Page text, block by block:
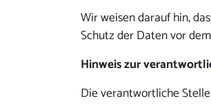
Wir weisen darauf hin,
Schutz der Daten vor
Hinweis zur
Die verantwortliche